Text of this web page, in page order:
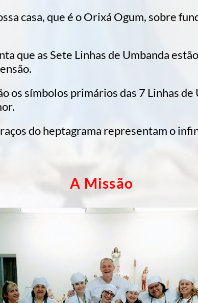
casa, que é o Orixá Ogum, sobre
que as Sete Linhas de Umbanda
os símbolos primários das 7 Linhas de
do heptagrama representam o
A Missão